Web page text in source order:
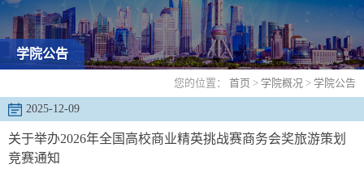
学院公告
您的位置： 首页 > 学院概况 > 学院公告
2025-12-09
关于举办2026年全国高校商业精英挑战赛商务会奖旅游策划
竞赛通知